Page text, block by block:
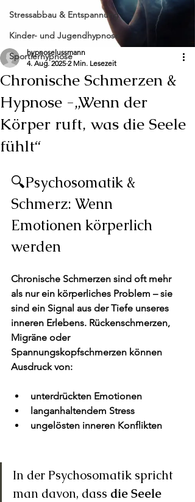
Stressabbau & Entspannung
Kinder- und Jugendhypnose
Sportlerhypnose
Chronische Schmerzen &
Hypnose -„Wenn der
Körper ruft, was die Seele
fühlt“
hypnoselussmann
4. Aug. 2025 2 Min. Lesezeit
🔍Psychosomatik &
Schmerz: Wenn
Emotionen körperlich
werden
Chronische Schmerzen sind oft mehr
als nur ein körperliches Problem – sie
sind ein Signal aus der Tiefe unseres
inneren Erlebens. Rückenschmerzen,
Migräne oder
Spannungskopfschmerzen können
Ausdruck von:
unterdrückten Emotionen
langanhaltendem Stress
ungelösten inneren Konflikten
In der Psychosomatik spricht
man davon, dass die Seele